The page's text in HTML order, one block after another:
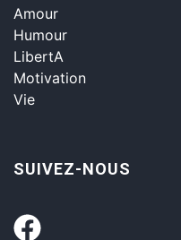
Amour
Humour
LibertA
Motivation
Vie
SUIVEZ-NOUS